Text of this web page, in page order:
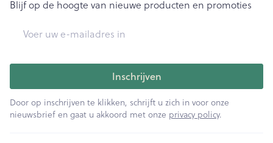
Blijf op de hoogte van nieuwe producten en promoties
Inschrijven
Door op inschrijven te klikken, schrijft u zich in voor onze
nieuwsbrief en gaat u akkoord met onze privacy policy.